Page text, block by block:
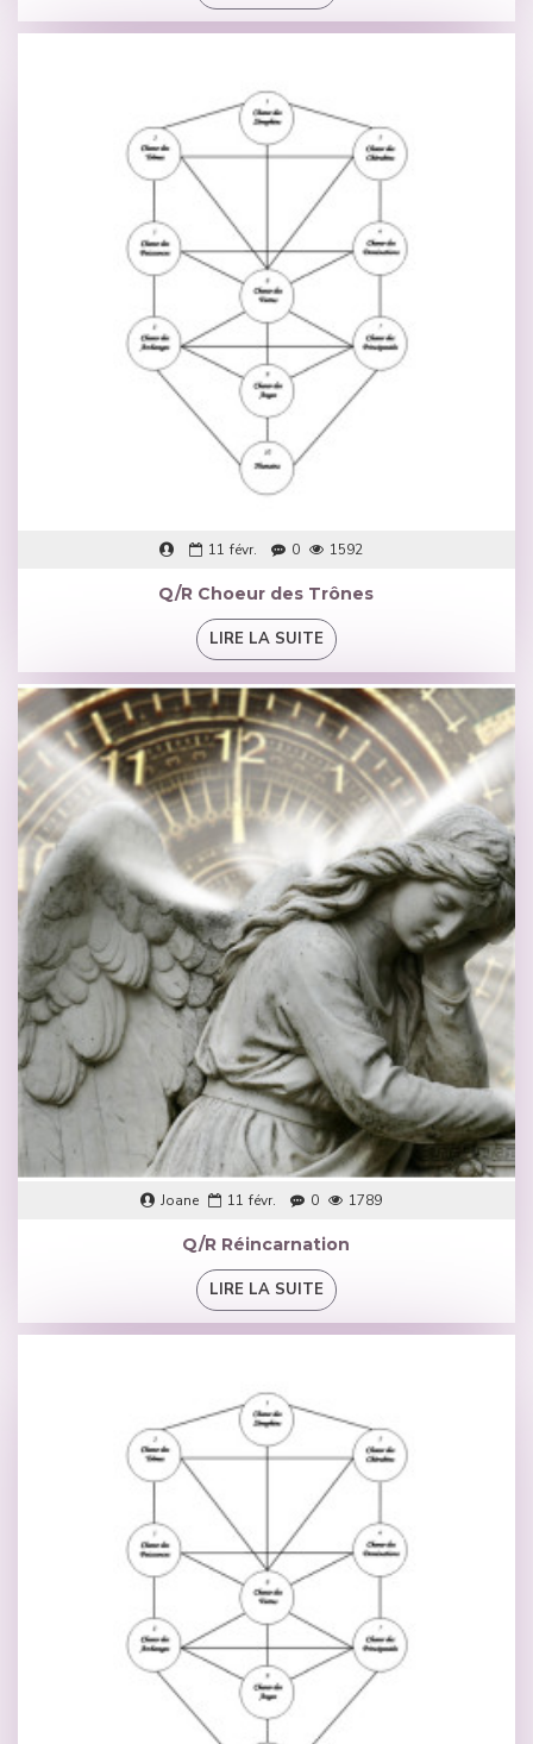
11 févr. 0 1592
Q/R Choeur des Trônes
LIRE LA SUITE
Joane 11 févr. 0 1789
Q/R Réincarnation
LIRE LA SUITE